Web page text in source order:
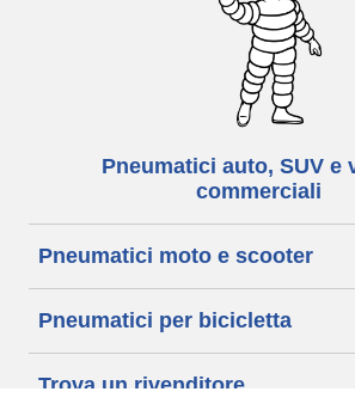
Pneumatici auto, SUV e
commerciali
Pneumatici moto e scooter
Pneumatici per bicicletta
Trova un rivenditore